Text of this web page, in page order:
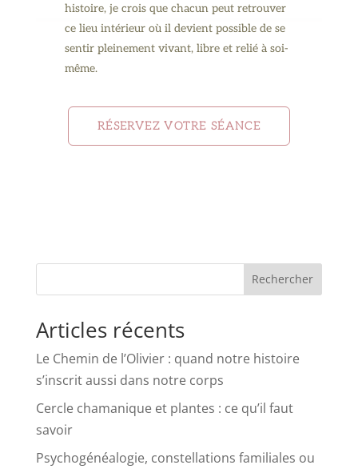
histoire, je crois que chacun peut retrouver
ce lieu intérieur où il devient possible de se
sentir pleinement vivant, libre et relié à soi-
même.
RÉSERVEZ VOTRE SÉANCE
Rechercher
Articles récents
Le Chemin de l’Olivier : quand notre histoire
s’inscrit aussi dans notre corps
Cercle chamanique et plantes : ce qu’il faut
savoir
Psychogénéalogie, constellations familiales ou